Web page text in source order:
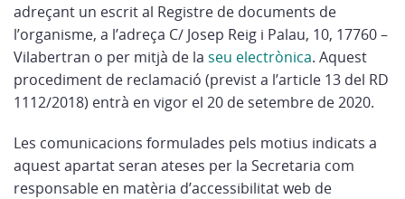
adreçant un escrit al Registre de documents de
l’organisme, a l’adreça C/ Josep Reig i Palau, 10, 17760 –
Vilabertran o per mitjà de la seu electrònica. Aquest
procediment de reclamació (previst a l’article 13 del RD
1112/2018) entrà en vigor el 20 de setembre de 2020.
Les comunicacions formulades pels motius indicats a
aquest apartat seran ateses per la Secretaria com
responsable en matèria d’accessibilitat web de